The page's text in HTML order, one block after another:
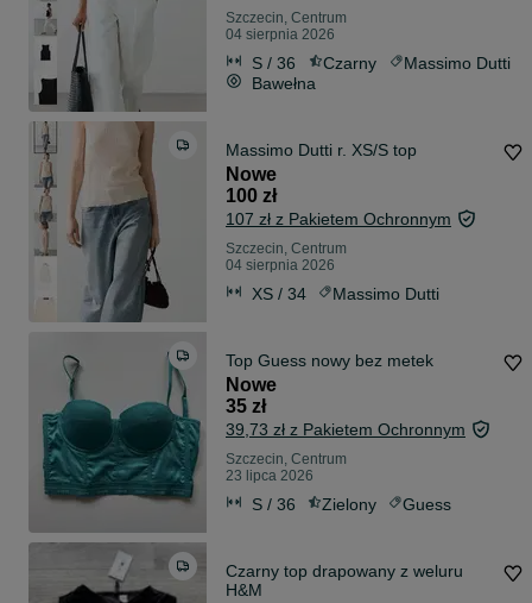
Szczecin, Centrum
04 sierpnia 2026
S / 36 Czarny
Massimo Dutti
Bawełna
Massimo Dutti r. XS/S top
Nowe
100 zł
107 zł z Pakietem Ochronnym
Szczecin, Centrum
04 sierpnia 2026
XS / 34 Massimo Dutti
Top Guess nowy bez metek
Nowe
35 zł
39,73 zł z Pakietem Ochronnym
Szczecin, Centrum
23 lipca 2026
S / 36 Zielony Guess
Czarny top drapowany z weluru
H&M